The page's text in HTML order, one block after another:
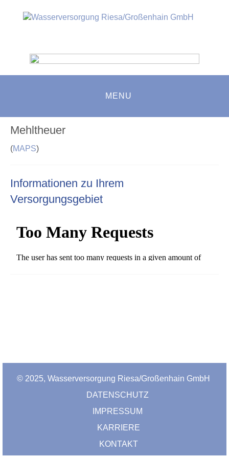
MENU
Mehltheuer
(MAPS)
Informationen zu Ihrem
Versorgungsgebiet
© 2025, Wasserversorgung Riesa/Großenhain GmbH
DATENSCHUTZ
IMPRESSUM
KARRIERE
KONTAKT